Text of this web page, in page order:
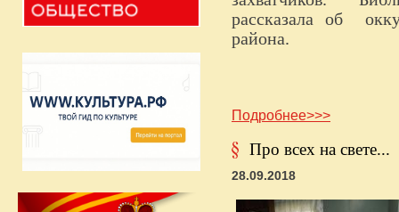
рассказала об
района.
Подробнее>>>
Про всех на свете...
28.09.2018